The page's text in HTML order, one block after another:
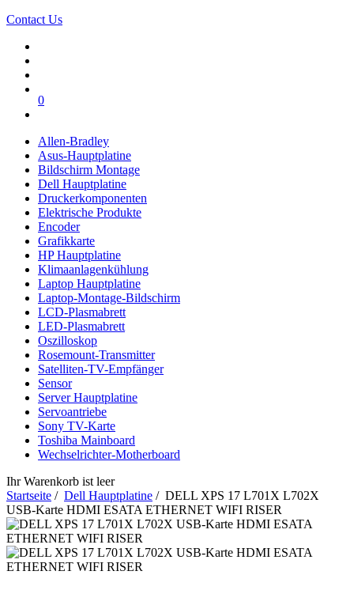
Contact Us
0
Allen-Bradley
Asus-Hauptplatine
Bildschirm Montage
Dell Hauptplatine
Druckerkomponenten
Elektrische Produkte
Encoder
Grafikkarte
HP Hauptplatine
Klimaanlagenkühlung
Laptop Hauptplatine
Laptop-Montage-Bildschirm
LCD-Plasmabrett
LED-Plasmabrett
Oszilloskop
Rosemount-Transmitter
Satelliten-TV-Empfänger
Sensor
Server Hauptplatine
Servoantriebe
Sony TV-Karte
Toshiba Mainboard
Wechselrichter-Motherboard
Ihr Warenkorb ist leer
Startseite / Dell Hauptplatine / DELL XPS 17 L701X L702X
USB-Karte HDMI ESATA ETHERNET WIFI RISER